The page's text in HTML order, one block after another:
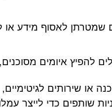
שמטרתן לאסוף מידע או
להפיץ איומים
או שירותים
שותפים כדי לייצר